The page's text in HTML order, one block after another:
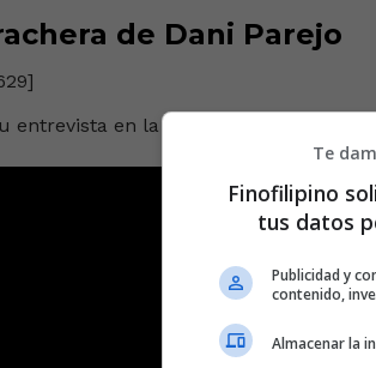
de Dani Parejo
entrevista en la resistencia, estuvo bien.
Te
Finofilipino
tus datos
Publicidad y
contenido,
Almacenar la